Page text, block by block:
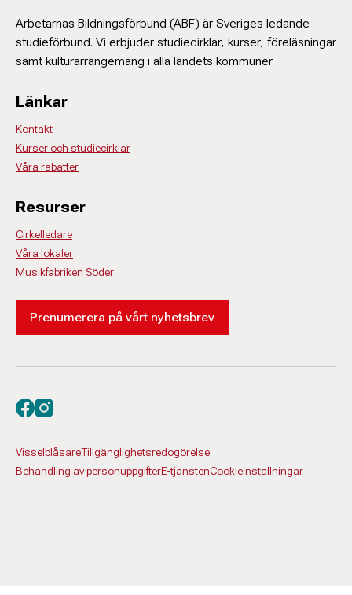
Arbetarnas Bildningsförbund (ABF) är Sveriges ledande
studieförbund. Vi erbjuder studiecirklar, kurser, föreläsningar
samt kulturarrangemang i alla landets kommuner.
Länkar
Kontakt
Kurser och studiecirklar
Våra rabatter
Resurser
Cirkelledare
Våra lokaler
Musikfabriken Söder
Prenumerera på vårt nyhetsbrev
VisselblåsareTillgänglighetsredogörelse
Behandling av personuppgifterE-tjänstenCookieinställningar
Besök oss på facebook
Besök oss på instagram